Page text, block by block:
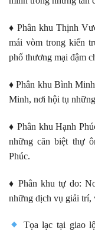
♦️ Phân khu Thịnh
mái vòm trong kiến
phố thương mại đậm
♦️ Phân khu Bình
Minh, nơi hội tụ
♦️ Phân khu Hạnh
những căn biệt thự
Phúc.
♦️ Phân khu tự do:
những dịch vụ giải trí,
Tọa lạc tại giao